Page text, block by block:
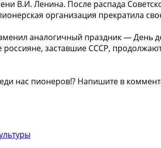
В.И. Ленина. После распада
организация прекратила
аналогичный праздник — День
заставшие СССР,
нас пионеров!? Напишите в